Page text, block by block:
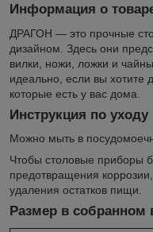
Информация о
ДРАГОН — это прочные
дизайном. Здесь они
вилки, ножи, ложки и
идеально, если вы хотите
которые есть у вас дома.
Инструкция по уходу
Можно мыть в
Чтобы столовые приборы
предотвращения
удаления остатков пищи.
Размер в собранном